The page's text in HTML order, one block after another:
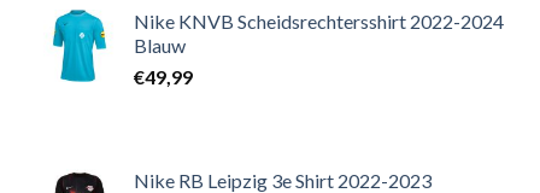
Nike KNVB Scheidsrechtersshirt 2022-2024
Blauw
€49,99
Nike RB Leipzig 3e Shirt 2022-2023